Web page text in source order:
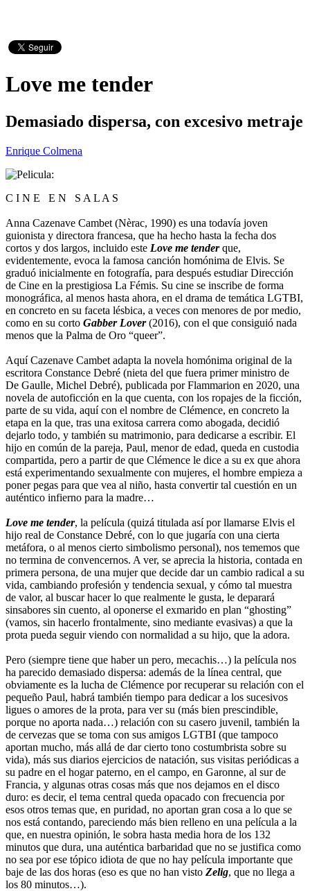
Love me tender
Demasiado dispersa, con excesivo metraje
Enrique Colmena
C I N E E N S A L A S
Anna Cazenave Cambet (Nèrac, 1990) es una todavía joven
guionista y directora francesa, que ha hecho hasta la fecha dos
cortos y dos largos, incluido este Love me tenderque,
evidentemente, evoca la famosa canción homónima de Elvis. Se
graduó inicialmente en fotografía, para después estudiar Dirección
de Cine en la prestigiosa La Fémis. Su cine se inscribe de forma
monográfica, al menos hasta ahora, en el drama de temática LGTBI,
en concreto en su faceta lésbica, a veces con menores de por medio,
como en su corto Gabber Lover(2016), con el que consiguió nada
menos que la Palma de Oro “queer”.
Aquí Cazenave Cambet adapta la novela homónima original de la
escritora Constance Debré (nieta del que fuera primer ministro de
De Gaulle, Michel Debré), publicada por Flammarion en 2020, una
novela de autoficción en la que cuenta, con los ropajes de la ficción,
parte de su vida, aquí con el nombre de Clémence, en concreto la
etapa en la que, tras una exitosa carrera como abogada, decidió
dejarlo todo, y también su matrimonio, para dedicarse a escribir. El
hijo en común de la pareja, Paul, menor de edad, queda en custodia
compartida, pero a partir de que Clémence le dice a su ex que ahora
está experimentando sexualmente con mujeres, el hombre empieza a
poner pegas para que vea al niño, hasta convertir tal cuestión en un
auténtico infierno para la madre…
Love me tender, la película (quizá titulada así por llamarse Elvis el
hijo real de Constance Debré, con lo que jugaría con una cierta
metáfora, o al menos cierto simbolismo personal), nos tememos que
no termina de convencernos. A ver, se aprecia la historia, contada en
primera persona, de una mujer que decide dar un cambio radical a su
vida, cambiando profesión y tendencia sexual, y cómo tal muestra
de valor, al buscar hacer lo que realmente le gusta, le deparará
sinsabores sin cuento, al oponerse el exmarido en plan “ghosting”
(vamos, sin hacerlo frontalmente, sino mediante evasivas) a que la
prota pueda seguir viendo con normalidad a su hijo, que la adora.
Pero (siempre tiene que haber un pero, mecachis…) la película nos
ha parecido demasiado dispersa: además de la línea central, que
obviamente es la lucha de Clémence por recuperar su relación con el
pequeño Paul, habrá también tiempo para dedicar a los sucesivos
ligues o amores de la prota, para ver su (más bien prescindible,
porque no aporta nada…) relación con su casero juvenil, también la
de cervezas que se toma con sus amigos LGTBI (que tampoco
aportan mucho, más allá de dar cierto tono costumbrista sobre su
vida), más sus diarios ejercicios de natación, sus visitas periódicas a
su padre en el hogar paterno, en el campo, en Garonne, al sur de
Francia, y algunas otras cosas más que nos dejamos en el disco
duro: es decir, el tema central queda opacado con frecuencia por
esos otros temas que, en puridad, no aportan gran cosa a lo que se
nos está contando, pareciendo más bien relleno en una película a la
que, en nuestra opinión, le sobra hasta media hora de los 132
minutos que dura, una auténtica barbaridad que no se justifica como
no sea por ese tópico idiota de que no hay película importante que
baje de las dos horas (eso es que no han visto Zelig, que no llega a
los 80 minutos…).